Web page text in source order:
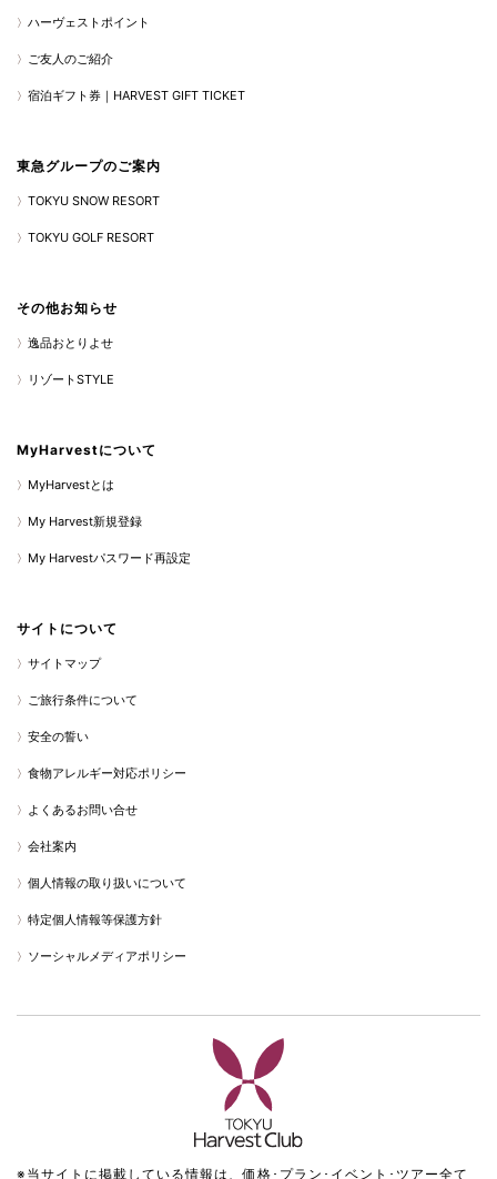
ハーヴェストポイント
ご友人のご紹介
宿泊ギフト券｜HARVEST GIFT TICKET
東急グループのご案内
TOKYU SNOW RESORT
TOKYU GOLF RESORT
その他お知らせ
逸品おとりよせ
リゾートSTYLE
MyHarvestについて
MyHarvestとは
My Harvest新規登録
My Harvestパスワード再設定
サイトについて
サイトマップ
ご旅行条件について
安全の誓い
食物アレルギー対応ポリシー
よくあるお問い合せ
会社案内
個人情報の取り扱いについて
特定個人情報等保護方針
ソーシャルメディアポリシー
※当サイトに掲載している情報は、価格･プラン･イベント･ツアー全て